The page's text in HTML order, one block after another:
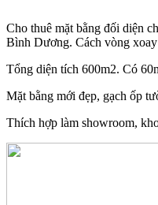
Cho thuê mặt bằng đối diện
Bình Dương. Cách vòng
Tổng diện tích 600m2. Có
Mặt bằng mới đẹp, gạch ốp
Thích hợp làm showroom,